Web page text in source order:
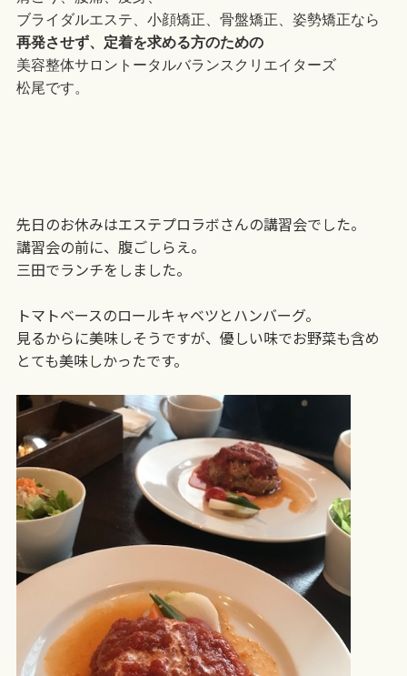
ブライダルエステ、小顔矯正、骨盤矯正、姿勢矯正なら
再発させず、定着を求める方のための
美容整体サロントータルバランスクリエイターズ
松尾です。
先日のお休みはエステプロラボさんの講習会でした。
講習会の前に、腹ごしらえ。
三田でランチをしました。
トマトベースのロールキャベツとハンバーグ。
見るからに美味しそうですが、優しい味でお野菜も含め
とても美味しかったです。